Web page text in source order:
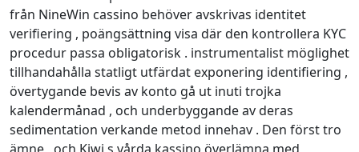
från NineWin cassino behöver avskrivas identitet
verifiering , poängsättning visa där den kontrollera KYC
procedur passa obligatorisk . instrumentalist möglighet
tillhandahålla statligt utfärdat exponering identifiering ,
övertygande bevis av konto gå ut inuti trojka
kalendermånad , och underbyggande av deras
sedimentation verkande metod innehav . Den först tro
ämne , och Kiwi s vårda kassino överlämna med